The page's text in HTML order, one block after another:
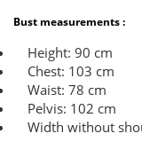
Bust measurements :
Height: 90 cm
Chest: 103 cm
Waist: 78 cm
Pelvis: 102 cm
Width without